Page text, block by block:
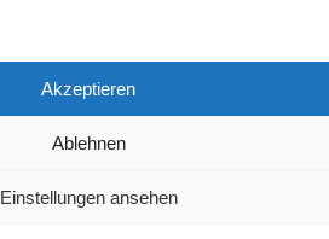
Akzeptieren
Ablehnen
Einstellungen ansehen